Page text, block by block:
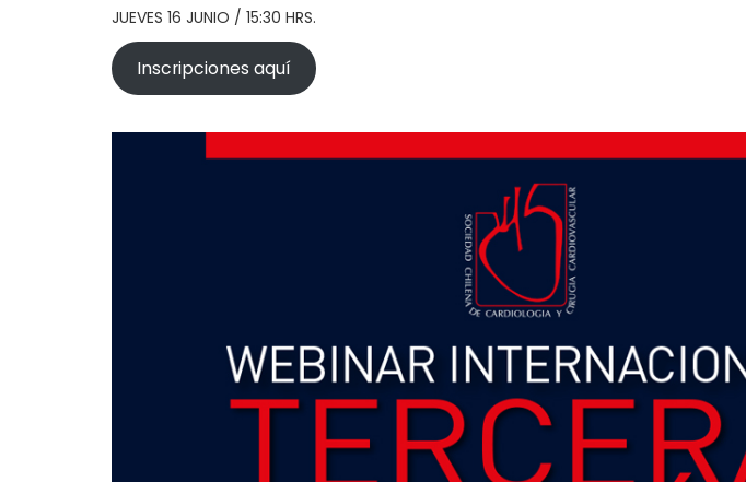
JUEVES 16 JUNIO / 15:30 HRS.
Inscripciones aquí